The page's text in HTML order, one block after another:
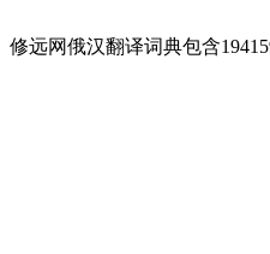
修远网俄汉翻译词典包含